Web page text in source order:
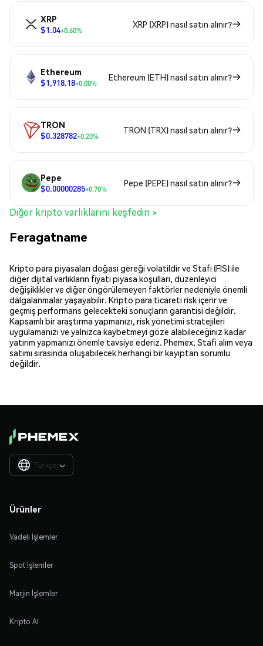
XRP
$1.04+0.60%
XRP (XRP) nasıl satın alınır?
Ethereum
$1,918.18+0.00%
Ethereum (ETH) nasıl satın alınır?
TRON
$0.328782+0.20%
TRON (TRX) nasıl satın alınır?
Pepe
$0.00000285+0.70%
Pepe (PEPE) nasıl satın alınır?
Diğer kripto varlıklarını keşfedin >
Feragatname
Kripto para piyasaları doğası gereği volatildir ve Stafi (FIS) ile
diğer dijital varlıkların fiyatı piyasa koşulları, düzenleyici
değişiklikler ve diğer öngörülemeyen faktörler nedeniyle önemli
dalgalanmalar yaşayabilir. Kripto para ticareti risk içerir ve
geçmiş performans gelecekteki sonuçların garantisi değildir.
Kapsamlı bir araştırma yapmanızı, risk yönetimi stratejileri
uygulamanızı ve yalnızca kaybetmeyi göze alabileceğiniz kadar
yatırım yapmanızı önemle tavsiye ederiz. Phemex, Stafi alım veya
satımı sırasında oluşabilecek herhangi bir kayıptan sorumlu
değildir.
Türkçe 
Ürünler
Vadeli İşlemler
Spot İşlemler
Marjin İşlemler
Kripto Al